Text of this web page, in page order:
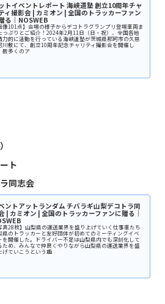
トイベントレポート 海峡道塾 創立10周年チャ
ィ撮影会 | カミオン | 全国のトラッカーファン
る｜NOSWEB
像101点】会場の様子からデコトラグランプリ登場車両ま
っぷりとご紹介！2024年2月11日（日・祝）、全国各地
力的に活動を行っている海峡道塾が茨城県那珂市の久慈
川敷にて、創立10周年記念チャリティ撮影会を開催し
数多くのア
ト
同志会
ントアットランダム チバラギ山梨デコトラ同
| カミオン | 全国のトラッカーファンに贈る｜
真28枚】山梨県の運送業界を盛り上げていく仕事車たち
県のトラッカーと友好団体が初めてのミーティングイベ
を開催した。ドライバー不足は山梨県内でも深刻化して
ため、みんなで仲良くやりながら山梨県の運送業界を盛
げていこうという趣